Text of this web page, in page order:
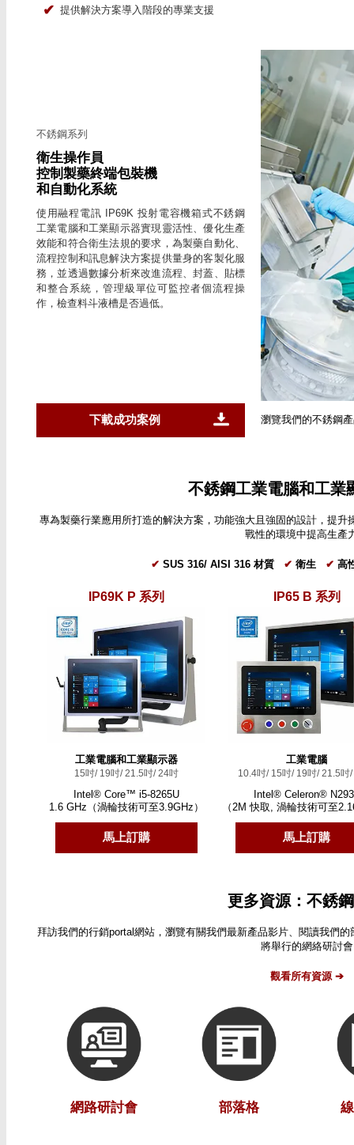
✔ 提供解決方案導入階段的專業支援
不銹鋼系列
衛生操作員
控制製藥終端包裝機
和自動化系統
使用融程電訊 IP69K 投射電容機箱式不銹鋼
工業電腦和工業顯示器實現靈活性、優化生產
效能和符合衛生法規的要求，為製藥自動化、
流程控制和訊息解決方案提供量身的客製化服
務，並透過數據分析來改進流程、封蓋、貼標
和整合系統，管理級單位可監控者個流程操
作，檢查料斗液槽是否過低。
下載成功案例 瀏覽我們的不銹鋼
不銹鋼工業電腦和工業
專為製藥行業應用所打造的解決方案，功能強大且強固的設計，提
戰性的環境中提高生產
✔ SUS 316/ AISI 316 材質 ✔ 衛生 ✔ 高
IP69K P 系列 IP65 B 系列
工業電腦和工業顯示器
15吋/ 19吋/ 21.5吋/ 24吋
工業電腦
10.4吋/ 15吋/ 19吋/ 21.5吋
Intel® Core™ i5-8265U
1.6 GHz（渦輪技術可至3.9GHz）
Intel® Celeron®
（2M 快取, 渦輪技術可至
馬上訂購 馬上訂購
更多資源：不銹
拜訪我們的行銷portal網站，瀏覽有關我們最新產品影片、閱讀我們
將舉行的網絡研討會
觀看所有資源 ➔
網路研討會 部落格